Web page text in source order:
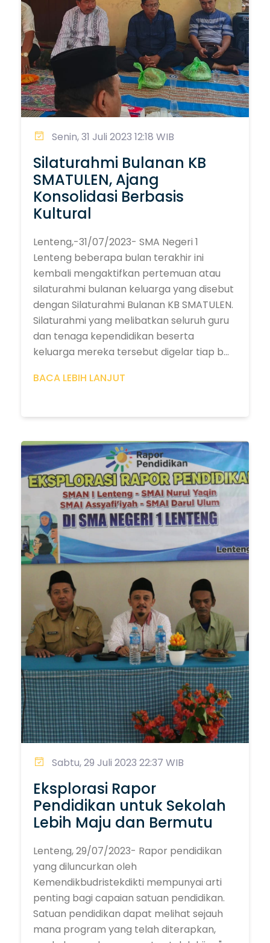
Senin, 31 Juli 2023 12:18 WIB
Silaturahmi Bulanan KB
SMATULEN, Ajang
Konsolidasi Berbasis
Kultural
Lenteng,-31/07/2023- SMA Negeri 1
Lenteng beberapa bulan terakhir ini
kembali mengaktifkan pertemuan atau
silaturahmi bulanan keluarga yang disebut
dengan Silaturahmi Bulanan KB SMATULEN.
Silaturahmi yang melibatkan seluruh guru
dan tenaga kependidikan beserta
keluarga mereka tersebut digelar tiap b...
BACA LEBIH LANJUT
Sabtu, 29 Juli 2023 22:37 WIB
Eksplorasi Rapor
Pendidikan untuk Sekolah
Lebih Maju dan Bermutu
Lenteng, 29/07/2023- Rapor pendidikan
yang diluncurkan oleh
Kemendikbudristekdikti mempunyai arti
penting bagi capaian satuan pendidikan.
Satuan pendidikan dapat melihat sejauh
mana program yang telah diterapkan,